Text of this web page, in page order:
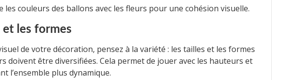
les couleurs des ballons avec les fleurs pour une cohésion visuelle.
et les formes
de votre décoration, pensez à la variété : les tailles et les formes
doivent être diversifiées. Cela permet de jouer avec les hauteurs et
l’ensemble plus dynamique.